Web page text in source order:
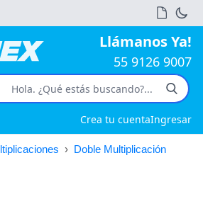
Llámanos Ya!
55 9126 9007
Crea tu cuentaIngresar
› Doble Multiplicación